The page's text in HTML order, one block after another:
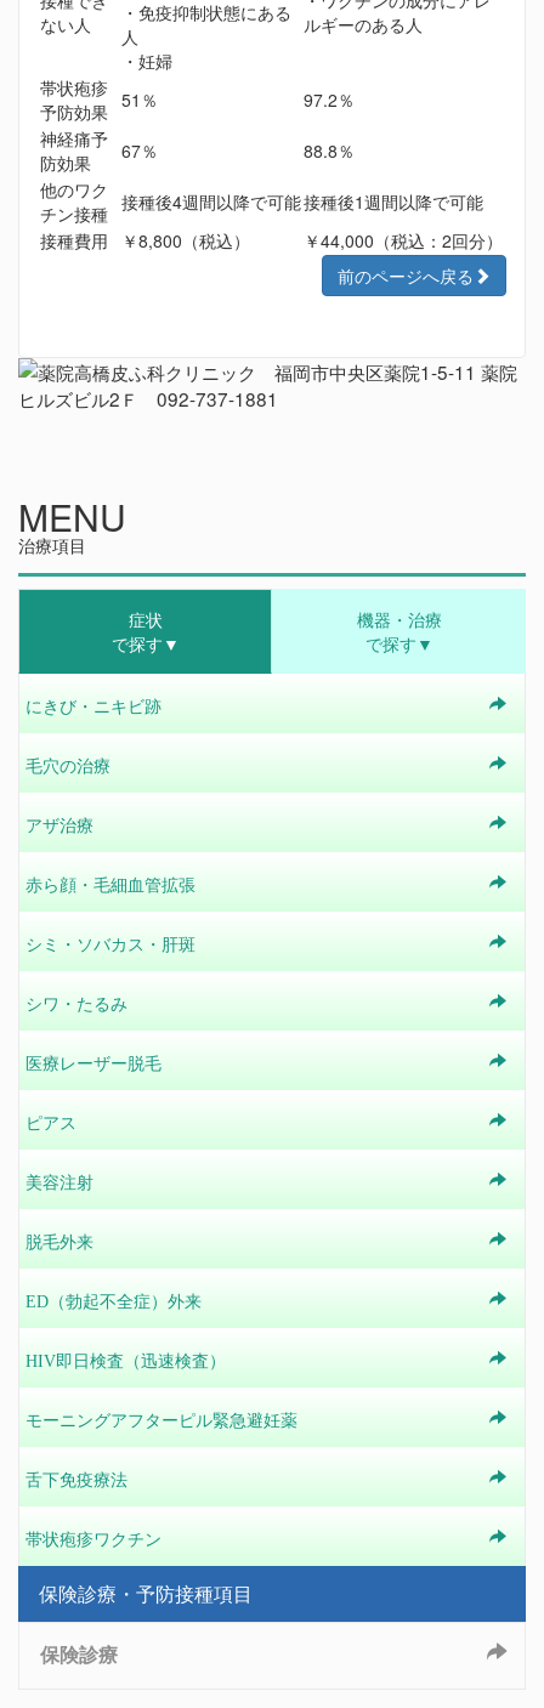
ない人
・免疫抑制状態にある
人
・妊婦
ルギーのある人
帯状疱疹
予防効果 51％
97.2％
神経痛予
防効果
67％
88.8％
他のワク
チン接種 接種後4週間以降で可能接種後1週間以降で可能
接種費用
￥8,800（税込）
￥44,000（税込：2回分）
前のページへ戻る
MENU
治療項目
症状
で探す▼
機器・治療
で探す▼
にきび・ニキビ跡
毛穴の治療
アザ治療
赤ら顔・毛細血管拡張
シミ・ソバカス・肝斑
シワ・たるみ
医療レーザー脱毛
ピアス
美容注射
脱毛外来
ED（勃起不全症）外来
HIV即日検査（迅速検査）
モーニングアフターピル緊急避妊薬
舌下免疫療法
帯状疱疹ワクチン
保険診療・予防接種項目
保険診療